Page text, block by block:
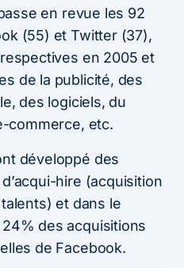
en revue les 92
(55) et Twitter (37),
en 2005 et
de la publicité, des
des logiciels, du
commerce, etc.
développé des
hire (acquisition
et dans le
des acquisitions
de Facebook.